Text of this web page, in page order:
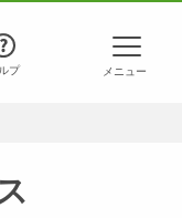
プ メニュー